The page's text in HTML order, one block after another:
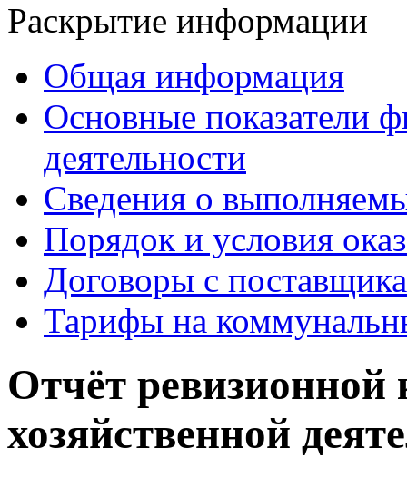
Раскрытие информации
Общая информация
Основные показатели
деятельности
Сведения о
Порядок и условия
Договоры с
Тарифы на
Отчёт ревизионной
хозяйственной